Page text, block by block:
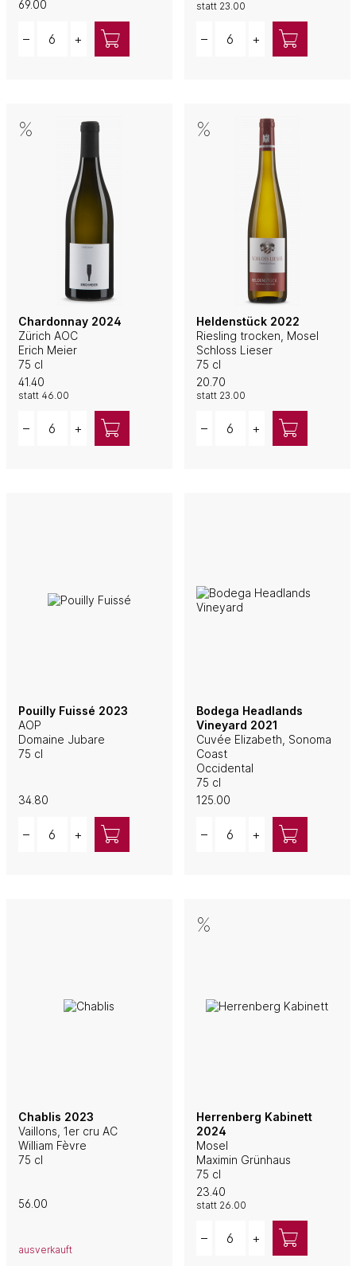
69.00
– +
statt 23.00
– +
Chardonnay 2024
Zürich AOC
Erich Meier
75 cl
41.40
statt 46.00
– +
Heldenstück 2022
Riesling trocken, Mosel
Schloss Lieser
75 cl
20.70
statt 23.00
– +
Pouilly Fuissé 2023
AOP
Domaine Jubare
75 cl
34.80
– +
Bodega Headlands
Vineyard 2021
Cuvée Elizabeth, Sonoma
Coast
Occidental
75 cl
125.00
– +
Chablis 2023
Vaillons, 1er cru AC
William Fèvre
75 cl
56.00
ausverkauft
Herrenberg Kabinett
2024
Mosel
Maximin Grünhaus
75 cl
23.40
statt 26.00
– +